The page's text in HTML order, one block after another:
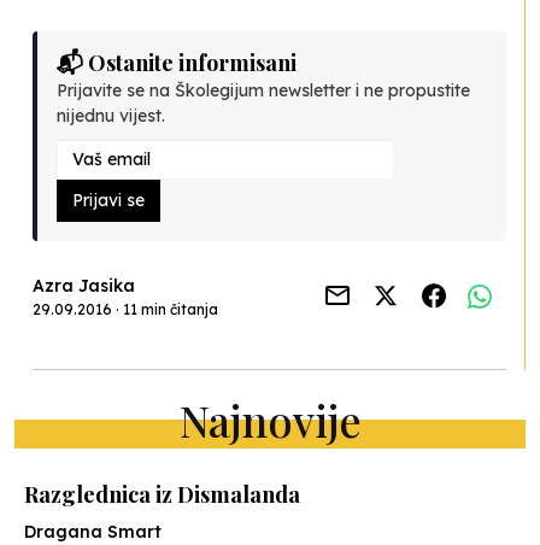
📬 Ostanite informisani
Prijavite se na Školegijum newsletter i ne propustite
nijednu vijest.
Prijavi se
Azra Jasika
29.09.2016 · 11 min čitanja
Najnovije
Razglednica iz Dismalanda
Dragana Smart